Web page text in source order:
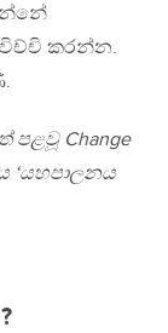
කරන්න.
පළවූ Change
‘යහපාලනය